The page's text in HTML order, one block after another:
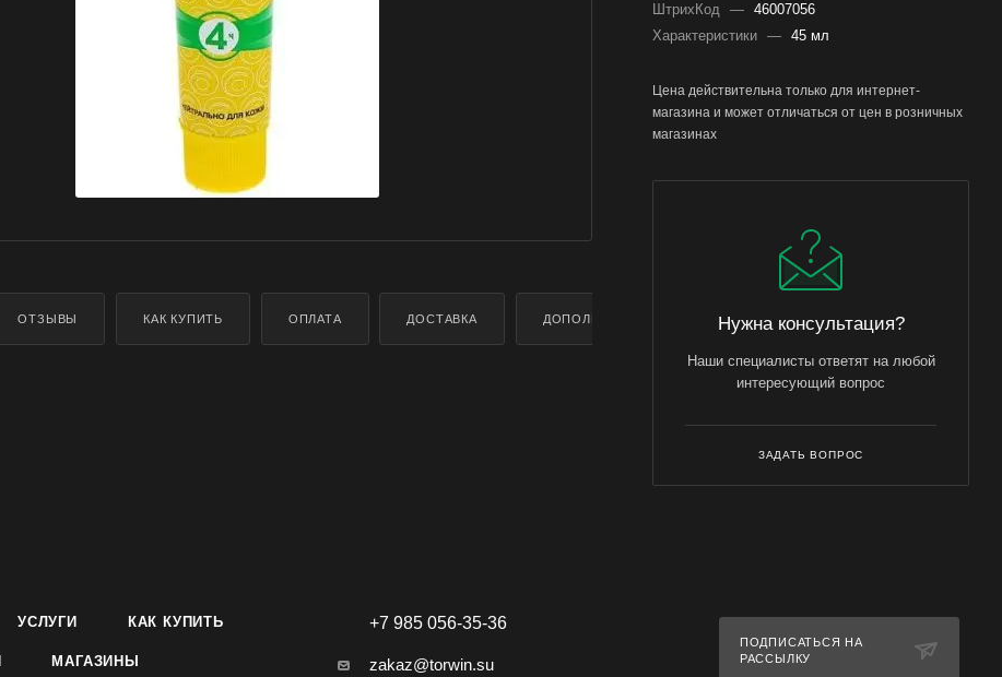
ОТЗЫВЫ КАК КУПИТЬ ОПЛАТА ДОСТАВКА ДОПОЛНИТЕЛЬНО
ШтрихКод — 46007056
Характеристики — 45 мл
Цена действительна только для интернет-
магазина и может отличаться от цен в розничных
магазинах
Нужна консультация?
Наши специалисты ответят на любой
интересующий вопрос
ЗАДАТЬ ВОПРОС
УСЛУГИ КАК КУПИТЬ
МАГАЗИНЫ
+7 985 056-35-36
zakaz@torwin.su
ПОДПИСАТЬСЯ НА
РАССЫЛКУ